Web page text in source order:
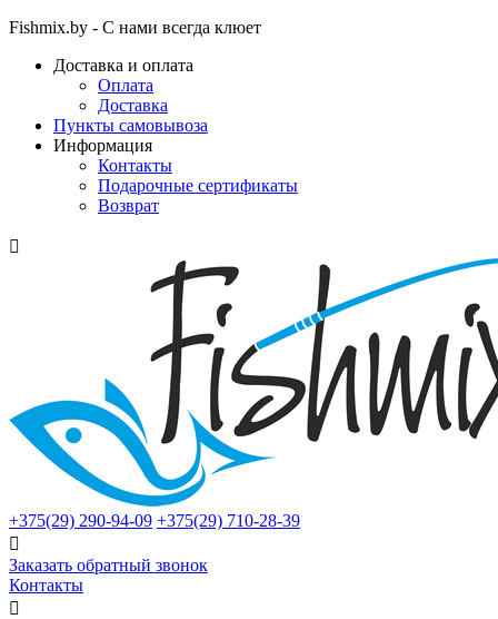
Fishmix.by - С нами всегда клюет
Доставка и оплата
Оплата
Доставка
Пункты самовывоза
Информация
Контакты
Подарочные сертификаты
Возврат

+375(29) 290-94-09 +375(29) 710-28-39

Заказать обратный звонок
Контакты
